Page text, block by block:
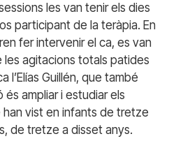
les van tenir els dies
participant de la teràpia. En
fer intervenir el ca, es van
les agitacions totals patides
l’Elías Guillén, que també
ampliar i estudiar els
vist en infants de tretze
de tretze a disset anys.